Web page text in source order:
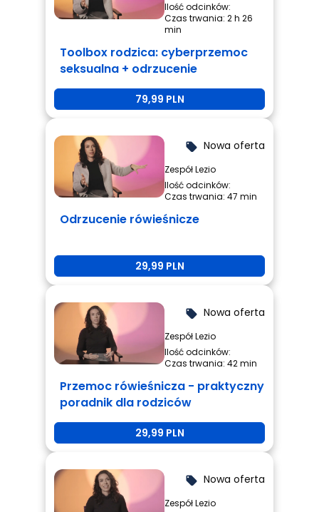
Ilość odcinków:
Czas trwania: 2 h 26
min
Toolbox rodzica: cyberprzemoc
seksualna + odrzucenie
rówieśnicze + przemoc
79,99 PLN
local_offer Nowa oferta
Zespół Lezio
Ilość odcinków:
Czas trwania: 47 min
Odrzucenie rówieśnicze
29,99 PLN
local_offer Nowa oferta
Zespół Lezio
Ilość odcinków:
Czas trwania: 42 min
Przemoc rówieśnicza - praktyczny
poradnik dla rodziców
29,99 PLN
local_offer Nowa oferta
Zespół Lezio